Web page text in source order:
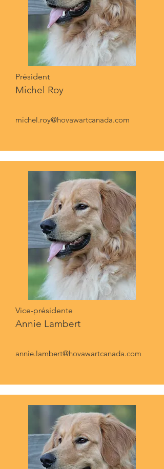
Président
Michel Roy
michel.roy@hovawartcanada.com
Vice-présidente
Annie Lambert
annie.lambert@hovawartcanada.com